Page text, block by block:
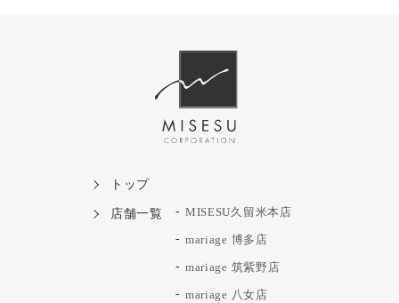
トップ
店舗一覧 MISESU久留米本店
mariage 博多店
mariage 筑紫野店
mariage 八女店